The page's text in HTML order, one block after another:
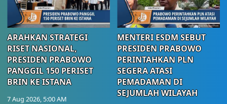
ARAHKAN STRATEGI
RISET NASIONAL,
PRESIDEN PRABOWO
PANGGIL 150 PERISET
BRIN KE ISTANA
7 Aug 2026, 5:00 AM
MENTERI ESDM SEBUT
PRESIDEN PRABOWO
PERINTAHKAN PLN
SEGERA ATASI
PEMADAMAN DI
SEJUMLAH WILAYAH